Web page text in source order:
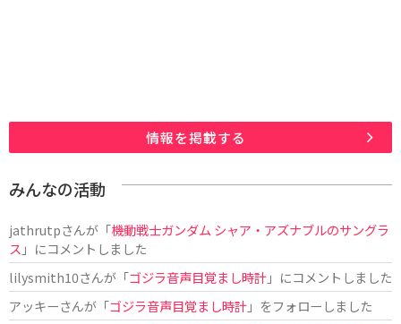
情報を掲載する
みんなの活動
jathrutpさんが「機動戦士ガンダム シャア・アズナブルのサングラ
ス 」にコメントしました
lilysmith10さんが「ゴジラ音声目覚まし時計」にコメントしました
アッキーさんが「ゴジラ音声目覚まし時計」をフォローしました